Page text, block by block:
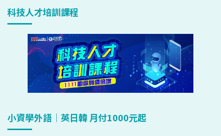
科技人才培訓課程
小資學外語｜英日韓 月付1000元起